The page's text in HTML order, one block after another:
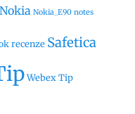
Nokia Nokia_E90 notes
recenze Safetica
Webex Tip